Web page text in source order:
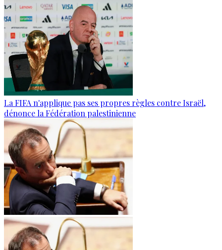
La FIFA n'applique pas ses propres règles contre Israël,
dénonce la Fédération palestinienne